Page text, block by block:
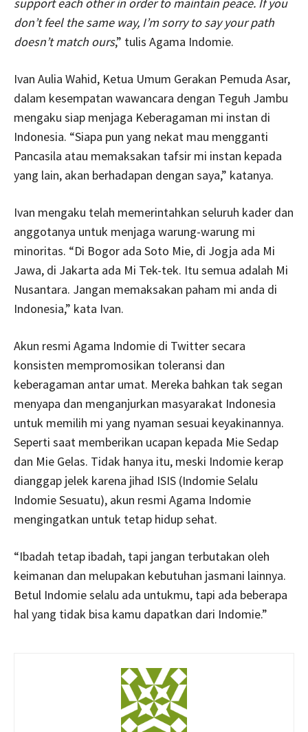
support each other in order to maintain peace. If you
don’t feel the same way, I’m sorry to say your path
doesn’t match ours,” tulis Agama Indomie.
Ivan Aulia Wahid, Ketua Umum Gerakan Pemuda Asar,
dalam kesempatan wawancara dengan Teguh Jambu
mengaku siap menjaga Keberagaman mi instan di
Indonesia. “Siapa pun yang nekat mau mengganti
Pancasila atau memaksakan tafsir mi instan kepada
yang lain, akan berhadapan dengan saya,” katanya.
Ivan mengaku telah memerintahkan seluruh kader dan
anggotanya untuk menjaga warung-warung mi
minoritas. “Di Bogor ada Soto Mie, di Jogja ada Mi
Jawa, di Jakarta ada Mi Tek-tek. Itu semua adalah Mi
Nusantara. Jangan memaksakan paham mi anda di
Indonesia,” kata Ivan.
Akun resmi Agama Indomie di Twitter secara
konsisten mempromosikan toleransi dan
keberagaman antar umat. Mereka bahkan tak segan
menyapa dan menganjurkan masyarakat Indonesia
untuk memilih mi yang nyaman sesuai keyakinannya.
Seperti saat memberikan ucapan kepada Mie Sedap
dan Mie Gelas. Tidak hanya itu, meski Indomie kerap
dianggap jelek karena jihad ISIS (Indomie Selalu
Indomie Sesuatu), akun resmi Agama Indomie
mengingatkan untuk tetap hidup sehat.
“Ibadah tetap ibadah, tapi jangan terbutakan oleh
keimanan dan melupakan kebutuhan jasmani lainnya.
Betul Indomie selalu ada untukmu, tapi ada beberapa
hal yang tidak bisa kamu dapatkan dari Indomie.”